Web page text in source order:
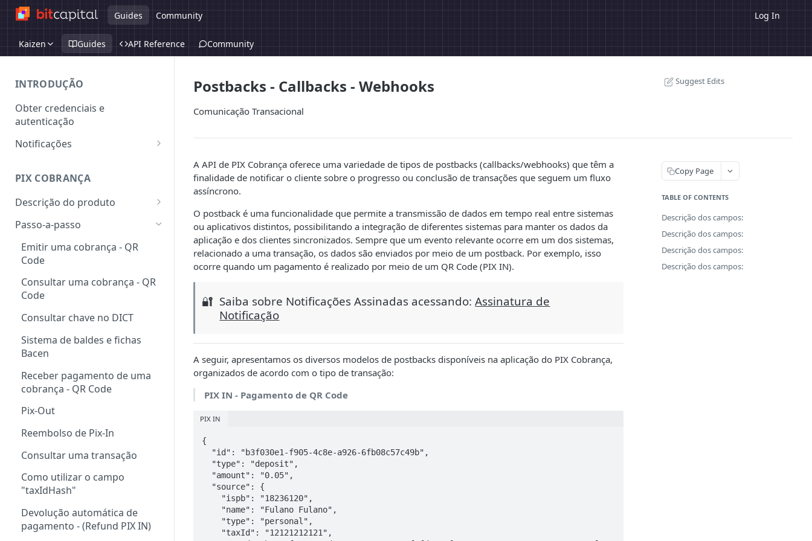
Guides Community Log In
Kaizen Guides API Reference Community
INTRODUÇÃO
Obter credenciais e
autenticação
Notificações
PIX COBRANÇA
Descrição do produto
QR Code Dinâmico
Chaves
Wallets
DICT
Passo-a-passo
Emitir uma cobrança - QR
Code
Consultar uma cobrança - QR
Code
Consultar chave no DICT
Sistema de baldes e fichas
Bacen
Receber pagamento de uma
cobrança - QR Code
Pix-Out
Reembolso de Pix-In
Consultar uma transação
Como utilizar o campo
"taxIdHash"
Devolução automática de
pagamento - (Refund PIX IN)
Postbacks - Callbacks - Webhooks
Comunicação Transacional
Suggest Edits
A API de PIX Cobrança oferece uma variedade de tipos de postbacks (callbacks/webhooks) que têm a
finalidade de notificar o cliente sobre o progresso ou conclusão de transações que seguem um fluxo
assíncrono.
O postback é uma funcionalidade que permite a transmissão de dados em tempo real entre sistemas
ou aplicativos distintos, possibilitando a integração de diferentes sistemas para manter os dados da
aplicação e dos clientes sincronizados. Sempre que um evento relevante ocorre em um dos sistemas,
relacionado a uma transação, os dados são enviados por meio de um postback. Por exemplo, isso
ocorre quando um pagamento é realizado por meio de um QR Code (PIX IN).
🔐 Saiba sobre Notificações Assinadas acessando:Assinatura de
Notificação
A seguir, apresentamos os diversos modelos de postbacks disponíveis na aplicação do PIX Cobrança,
organizados de acordo com o tipo de transação:
PIX IN - Pagamento de QR Code
PIX IN
{
Copy Page
TABLE OF CONTENTS
Descrição dos campos:
Descrição dos campos:
Descrição dos campos:
Descrição dos campos: